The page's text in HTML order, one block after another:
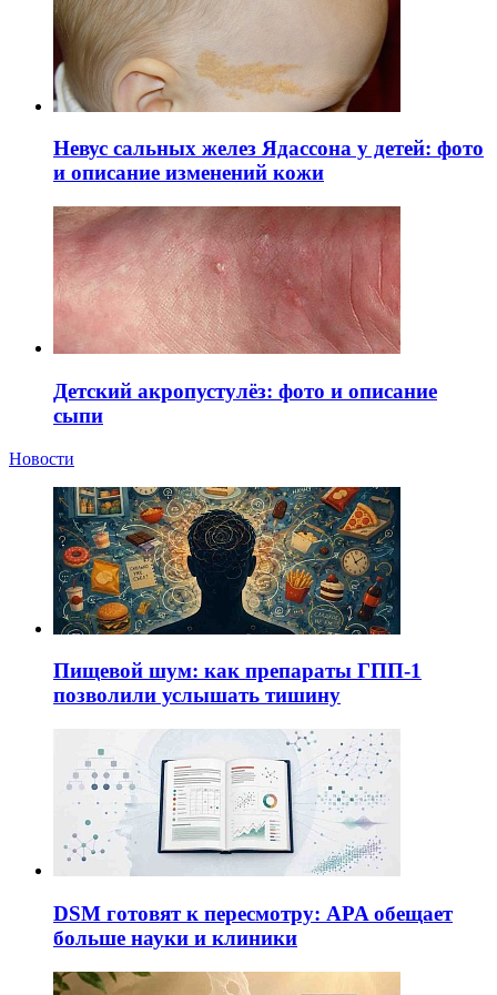
Невус сальных желез Ядассона у детей: фото
и описание изменений кожи
Детский акропустулёз: фото и описание
сыпи
Новости
Пищевой шум: как препараты ГПП-1
позволили услышать тишину
DSM готовят к пересмотру: APA обещает
больше науки и клиники